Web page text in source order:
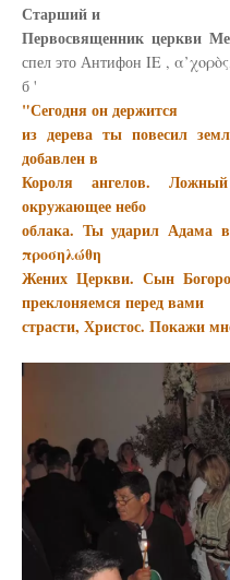
Старший и
Первосвященник церкви
спел это Антифон IE ,
б '
"Сегодня он держится
из дерева ты повесил
добавлен в
Короля ангелов.
окружающее небо
облака. Ты ударил Адама
προσηλώθη
Жених Церкви. Сын
преклоняемся перед вами
страсти, Христос. Покажи